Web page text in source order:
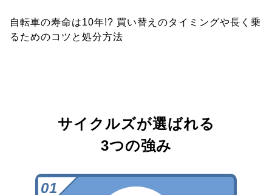
自転車の寿命は10年!? 買い替えのタイミングや長く乗
るためのコツと処分方法
サイクルズが選ばれる
3つの強み